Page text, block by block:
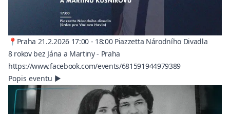
📍Praha 21.2.2026 17:00 - 18:00 Piazzetta Národního Divadla
8 rokov bez Jána a Martiny - Praha
https://www.facebook.com/events/681591944979389(opens in a
Popis eventu ▶